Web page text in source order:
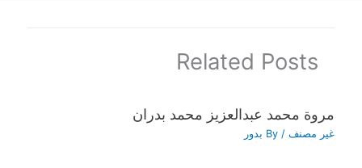
Related Posts
مروة محمد عبدالعزيز محمد بدران
غير مصنف / By بدور